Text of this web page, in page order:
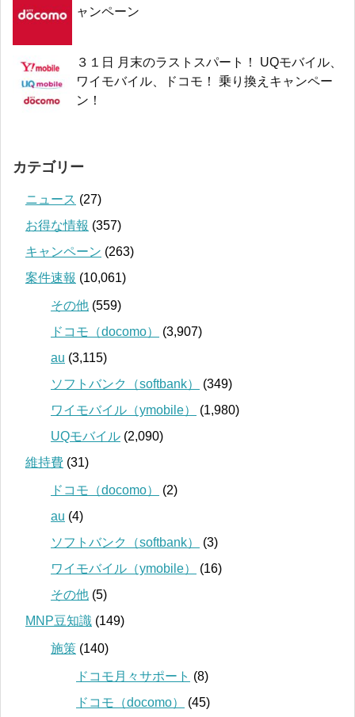
ャンペーン
３１日 月末のラストスパート！ UQモバイル、
ワイモバイル、ドコモ！ 乗り換えキャンペー
ン！
カテゴリー
ニュース (27)
お得な情報 (357)
キャンペーン (263)
案件速報 (10,061)
その他 (559)
ドコモ（docomo）
(3,907)
au (3,115)
ソフトバンク（softbank）
(349)
ワイモバイル（ymobile）
(1,980)
UQモバイル (2,090)
維持費 (31)
ドコモ（docomo）
(2)
au (4)
ソフトバンク（softbank）
(3)
ワイモバイル（ymobile）
(16)
その他 (5)
MNP豆知識 (149)
施策 (140)
ドコモ月々サポート (8)
ドコモ（docomo）
(45)